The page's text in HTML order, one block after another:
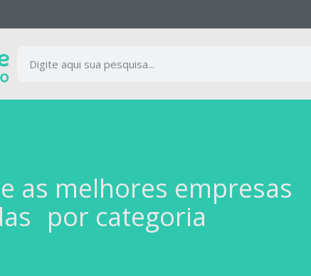
as melhores empresas
por categoria